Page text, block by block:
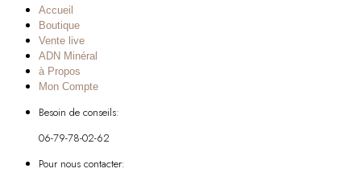
Accueil
Boutique
Vente live
ADN Minéral
à Propos
Mon Compte
Besoin de conseils:
06-79-78-02-62
Pour nous contacter: